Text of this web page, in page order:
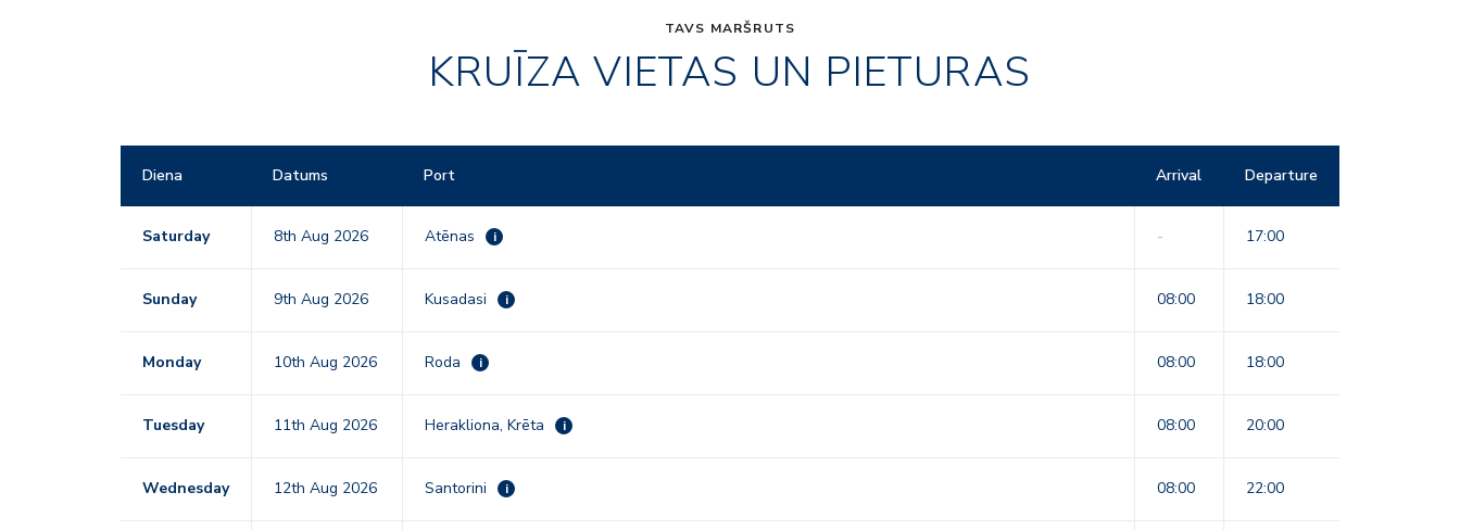
TAVS MARŠRUTS
KRUĪZA VIETAS UN PIETURAS
Diena Datums Port Arrival Departure
Saturday 8th Aug 2026 Atēnas i - 17:00
Sunday 9th Aug 2026 Kusadasi i 08:00 18:00
Monday 10th Aug 2026 Roda i 08:00 18:00
Tuesday 11th Aug 2026 Herakliona, Krēta i 08:00 20:00
Wednesday 12th Aug 2026 Santorini i 08:00 22:00